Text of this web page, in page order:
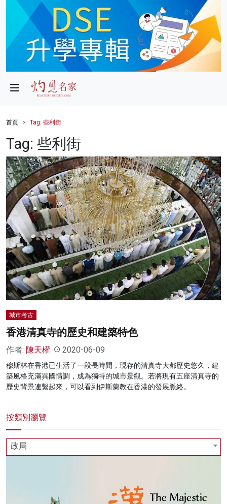
政局
財經
健康
商業
科技
影片
名家榜
灼見活動
關於我們
首頁 Tag: 些利街
Tag: 些利街
城市考古
香港清真寺的歷史和建築特色
作者: 陳天權 2020-06-09
穆斯林在香港已生活了一段長時間，現存的清真寺大都歷史悠久，建
築風格充滿異國情調，成為獨特的城市景觀。若將現有五座清真寺的
歷史背景連繫起來，可以看到伊斯蘭教在香港的發展脈絡。
按類別瀏覽
政局